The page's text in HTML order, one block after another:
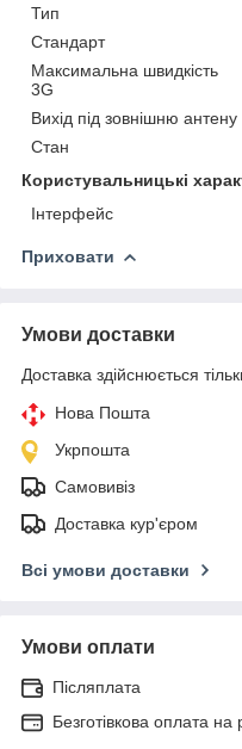
Тип
Стандарт
Максимальна швидкість
3G
Вихід під зовнішню антену
Стан
Користувальницькі
Інтерфейс
Приховати
Умови доставки
Доставка здійснюється
Нова Пошта
Укрпошта
Самовивіз
Доставка кур'єром
Всі умови доставки
Умови оплати
Післяплата
Безготівкова оплата на